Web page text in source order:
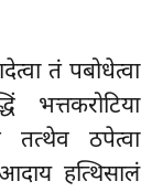
तं पबोधेत्वा
तत्थेव ठपेत्वा
आदाय हत्थिसालं